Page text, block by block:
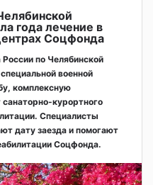
года лечение в
Соцфонда
по Челябинской
военной
комплексную
курортного
Специалисты
дату заезда и помогают
Соцфонда.